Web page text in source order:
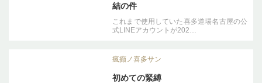
結の件
これまで使用していた喜多道場名古屋の公
式LINEアカウントが202…
瘋癲ノ喜多サン
初めての緊縛